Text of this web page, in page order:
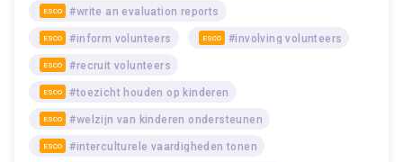
ESCO #write an evaluation reports
ESCO #inform volunteers ESCO #involving volunteers
ESCO #recruit volunteers
ESCO #toezicht houden op kinderen
ESCO #welzijn van kinderen ondersteunen
ESCO #interculturele vaardigheden tonen